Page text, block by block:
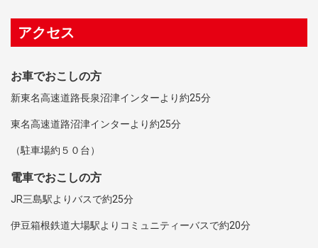
アクセス
お車でおこしの方
新東名高速道路長泉沼津インターより約25分
東名高速道路沼津インターより約25分
（駐車場約５０台）
電車でおこしの方
JR三島駅よりバスで約25分
伊豆箱根鉄道大場駅よりコミュニティーバスで約20分